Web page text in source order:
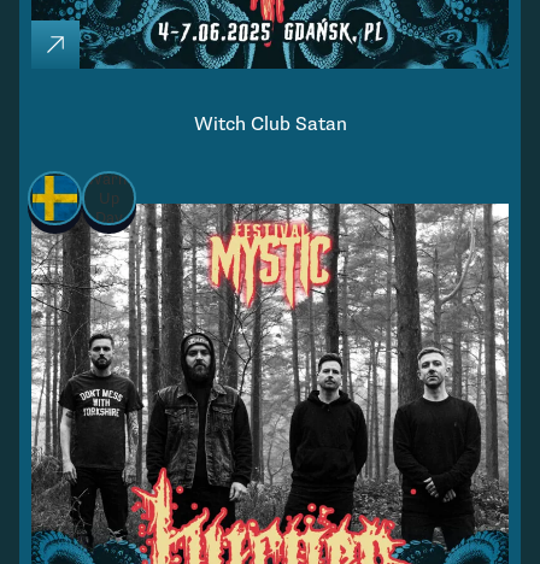
Witch Club Satan
Warm
Up
Day